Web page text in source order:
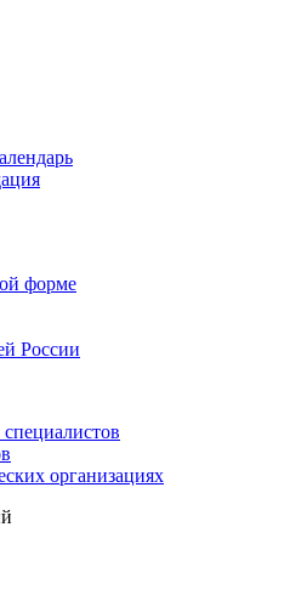
форме
России
организациях